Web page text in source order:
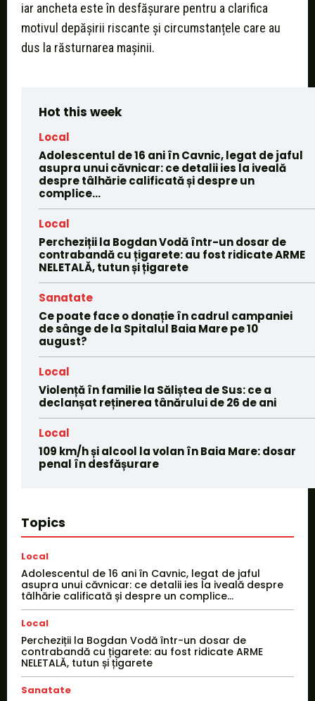
iar ancheta este în desfășurare pentru a clarifica
motivul depășirii riscante și circumstanțele care au
dus la răsturnarea mașinii.
Hot this week
Local
Adolescentul de 16 ani în Cavnic, legat de jaful
asupra unui căvnicar: ce detalii ies la iveală
despre tâlhărie calificată și despre un
complice...
Local
Percheziții la Bogdan Vodă într-un dosar de
contrabandă cu țigarete: au fost ridicate ARME
NELETALĂ, tutun și țigarete
Sanatate
Ce poate face o donație în cadrul campaniei
de sânge de la Spitalul Baia Mare pe 10
august?
Local
Violență în familie la Săliștea de Sus: ce a
declanșat reținerea tânărului de 26 de ani
Local
109 km/h și alcool la volan în Baia Mare: dosar
penal în desfășurare
Topics
Local
Adolescentul de 16 ani în Cavnic, legat de jaful
asupra unui căvnicar: ce detalii ies la iveală despre
tâlhărie calificată și despre un complice...
Local
Percheziții la Bogdan Vodă într-un dosar de
contrabandă cu țigarete: au fost ridicate ARME
NELETALĂ, tutun și țigarete
Sanatate